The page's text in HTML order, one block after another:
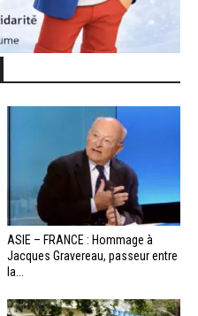
ASIE – FRANCE : Hommage à
Jacques Gravereau, passeur entre
la...